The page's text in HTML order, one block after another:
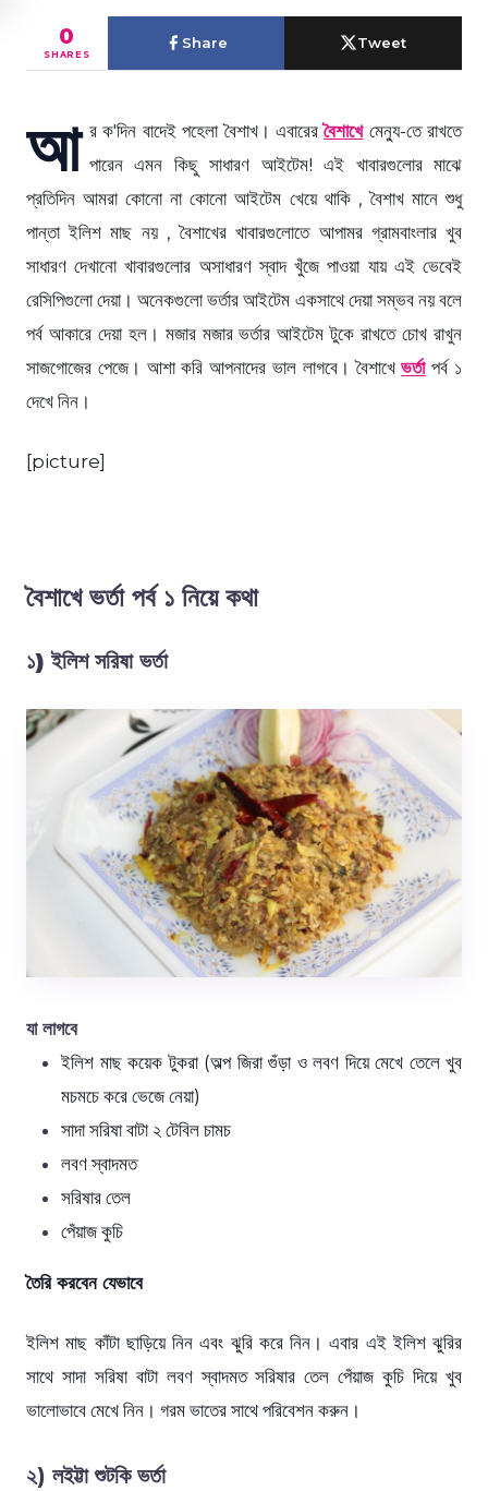
0
SHARES
Share Tweet
আ র ক'দিন বাদেই পহেলা বৈশাখ। এবারেরবৈশাখেমেন্যু-তে রাখতে
পারেন এমন কিছু সাধারণ আইটেম! এই খাবারগুলোর মাঝে
প্রতিদিন আমরা কোনো না কোনো আইটেম খেয়ে থাকি , বৈশাখ মানে শুধু
পান্তা ইলিশ মাছ নয় , বৈশাখের খাবারগুলোতে আপামর গ্রামবাংলার খুব
সাধারণ দেখানো খাবারগুলোর অসাধারণ স্বাদ খুঁজে পাওয়া যায় এই ভেবেই
রেসিপিগুলো দেয়া। অনেকগুলো ভর্তার আইটেম একসাথে দেয়া সম্ভব নয় বলে
পর্ব আকারে দেয়া হল। মজার মজার ভর্তার আইটেম টুকে রাখতে চোখ রাখুন
সাজগোজের পেজে। আশা করি আপনাদের ভাল লাগবে। বৈশাখেভর্তাপর্ব ১
দেখে নিন।
[picture]
বৈশাখে ভর্তা পর্ব ১ নিয়ে কথা
১) ইলিশ সরিষা ভর্তা
যা লাগবে
ইলিশ মাছ কয়েক টুকরা (অল্প জিরা গুঁড়া ও লবণ দিয়ে মেখে তেলে খুব
মচমচে করে ভেজে নেয়া)
সাদা সরিষাবাটা ২ টেবিল চামচ
লবণ স্বাদমত
সরিষার তেল
পেঁয়াজ কুচি
তৈরি করবেন যেভাবে
ইলিশ মাছ কাঁটা ছাড়িয়ে নিন এবং ঝুরি করে নিন। এবার এই ইলিশ ঝুরির
সাথে সাদা সরিষা বাটা লবণ স্বাদমত সরিষার তেল পেঁয়াজ কুচি দিয়ে খুব
ভালোভাবে মেখে নিন। গরম ভাতের সাথে পরিবেশন করুন।
২) লইট্টা শুটকি ভর্তা